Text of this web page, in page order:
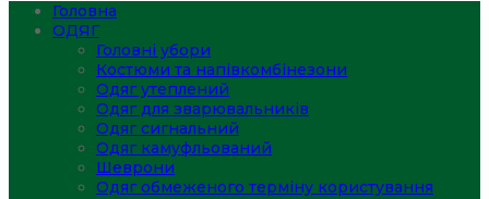
Головна
ОДЯГ
Головні убори
Костюми та напівкомбінезони
Одяг утеплений
Одяг для зварювальників
Одяг сигнальний
Одяг камуфльований
Шеврони
Одяг обмеженого терміну користування